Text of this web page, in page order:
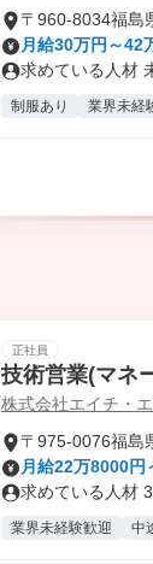
〒960-8034福島
月給30万円～42
求めている人材
制服あり 業界未経
正社員
技術営業(マネ
株式会社エイチ・
〒975-0076福島
月給22万8000円
求めている人材
業界未経験歓迎 中